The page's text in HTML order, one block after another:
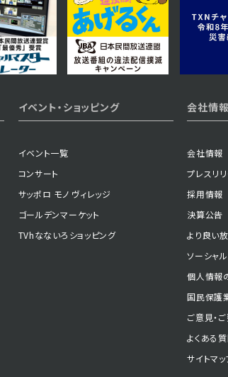
12月07日 放送
12月04日 放送
11月29日 放送
イベント・ショッピング
イベント一覧
コンサート
サッポロ モノ ヴィレッジ
ゴールデンマーケット
TVhなないろショッピング
会社情
会社情報
プレスリ
採用情報
決算公告
より良い
ソーシャ
個人情報
国民保護
ご意見・
よくある
サイトマッ